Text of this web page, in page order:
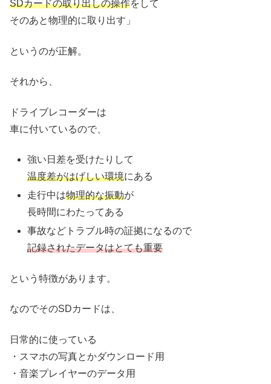
SDカードの取り出しの操作をして
そのあと物理的に取り出す」
というのが正解。
それから、
ドライブレコーダーは
車に付いているので、
強い日差を受けたりして
温度差がはげしい環境にある
走行中は物理的な振動が
長時間にわたってある
事故などトラブル時の証拠になるので
記録されたデータはとても重要
という特徴があります。
なのでそのSDカードは、
日常的に使っている
・スマホの写真とかダウンロード用
・音楽プレイヤーのデータ用